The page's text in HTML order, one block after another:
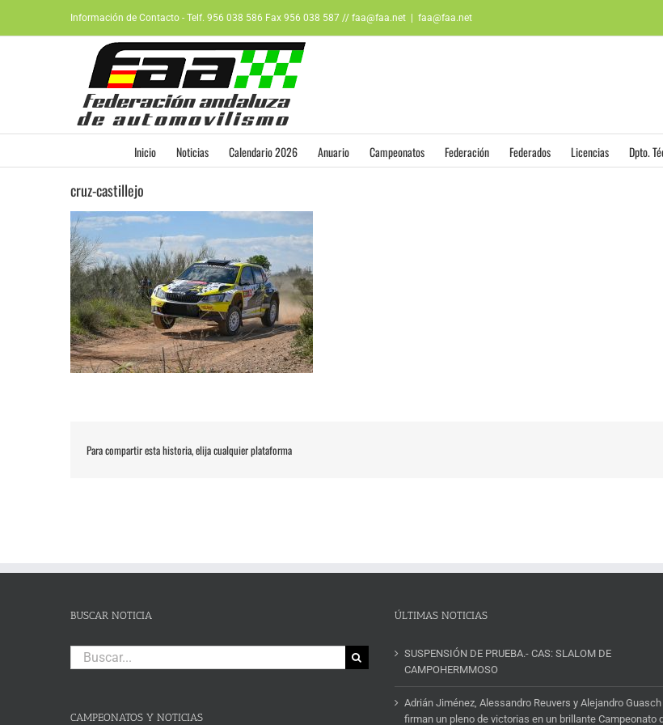
contenido
Información de Contacto - Telf. 956 038 586 Fax 956 038 587 // faa@faa.net faa@faa.net
Inicio Noticias Calendario 2026 Anuario Campeonatos Federación Federados Licencias Dpto.
cruz-castillejo
Para compartir esta historia, elija cualquier plataforma
BUSCAR NOTICIA
Buscar:
CAMPEONATOS Y NOTICIAS
ÚLTIMAS NOTICIAS
SUSPENSIÓN DE PRUEBA.- CAS: SLALOM DE
CAMPOHERMMOSO
Adrián Jiménez, Alessandro Reuvers y Alejandro Guasch
firman un pleno de victorias en un brillante Campeonato